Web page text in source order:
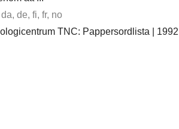
da, de, fi, fr, no
TNC: Pappersordlista | 1992